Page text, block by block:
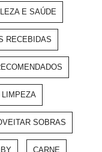
E SAÚDE
RECEBIDAS
LIMPEZA
SOBRAS
CARNE